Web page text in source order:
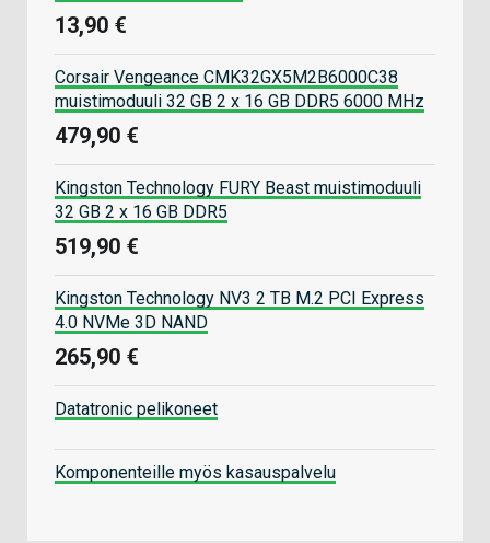
13,90 €
Corsair Vengeance CMK32GX5M2B6000C38
muistimoduuli 32 GB 2 x 16 GB DDR5 6000 MHz
479,90 €
Kingston Technology FURY Beast muistimoduuli
32 GB 2 x 16 GB DDR5
519,90 €
Kingston Technology NV3 2 TB M.2 PCI Express
4.0 NVMe 3D NAND
265,90 €
Datatronic pelikoneet
Komponenteille myös kasauspalvelu